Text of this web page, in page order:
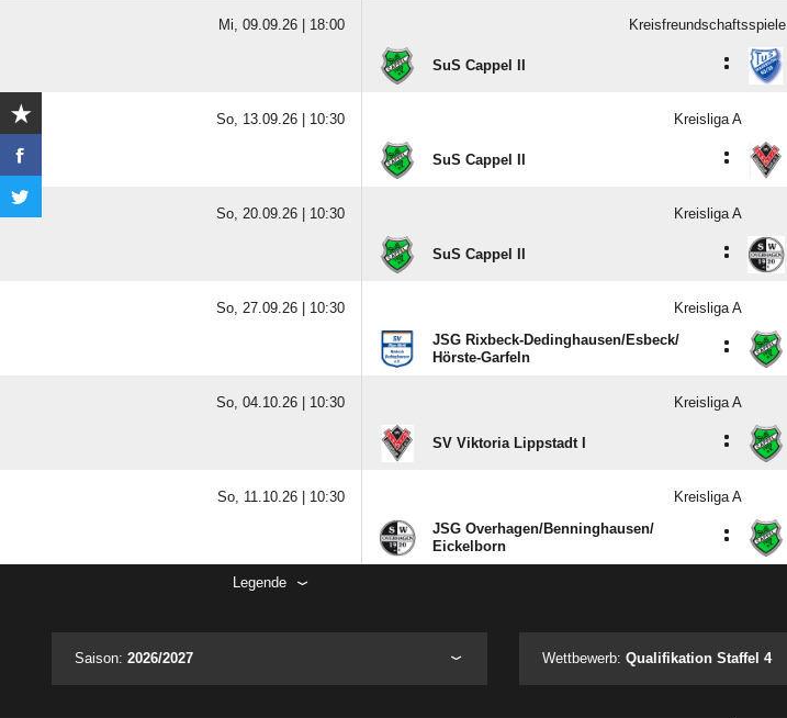
Mi, 09.09.26 | 18:00 Kreisfreundschaftsspiele
SuS Cappel II :
So, 13.09.26 | 10:30 Kreisliga A
SuS Cappel II :
So, 20.09.26 | 10:30 Kreisliga A
SuS Cappel II :
So, 27.09.26 | 10:30 Kreisliga A
JSG Rixbeck-Dedinghausen/​Esbeck/​
Hörste-Garfeln
:
So, 04.10.26 | 10:30 Kreisliga A
SV Viktoria Lippstadt I :
So, 11.10.26 | 10:30 Kreisliga A
JSG Overhagen/​Benninghausen/​
Eickelborn
:
Legende
Saison: 2026/2027 Wettbewerb:Qualifikation Staffel 4